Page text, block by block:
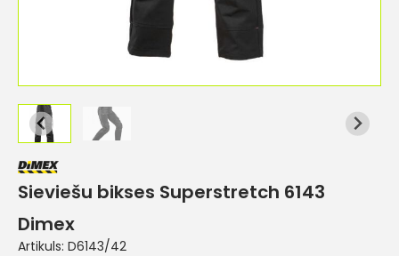
Sieviešu bikses Superstretch 6143
Dimex
Artikuls: D6143/42